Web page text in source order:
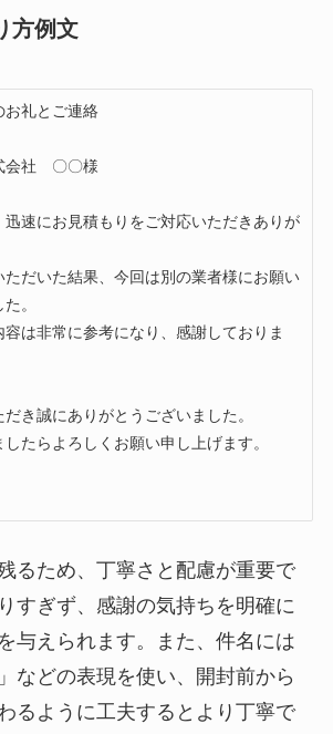
方例文
お礼とご連絡
会社　〇〇様
速にお見積もりをご対応いただきありが
だいた結果、今回は別の業者様にお願い
。
容は非常に参考になり、感謝しておりま
き誠にありがとうございました。
たらよろしくお願い申し上げます。
るため、丁寧さと配慮が重要で
すぎず、感謝の気持ちを明確に
与えられます。また、件名には
などの表現を使い、開封前から
るように工夫するとより丁寧で